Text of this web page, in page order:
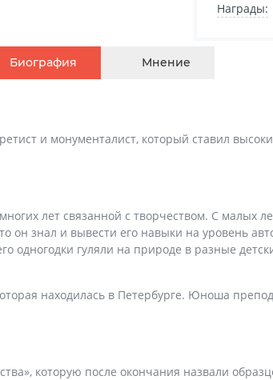
Награды:
Биография Мнение
и монументалист, который ставил
лет связанной с творчеством. С малых
он знал и вывести его навыки на уровень
гуляли на природе в разные
находилась в Петербурге. Юноша
которую после окончания назвали